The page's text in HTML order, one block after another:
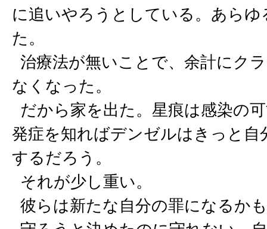
に追いやろうとしている。あら
た。
治療法が無いことで、余計にク
なくなった。
だから家を出た。星痕は感染の
発症を知ればデンゼルはきっと
するだろう。
それが少し重い。
彼らは新たな自分の罪になるか